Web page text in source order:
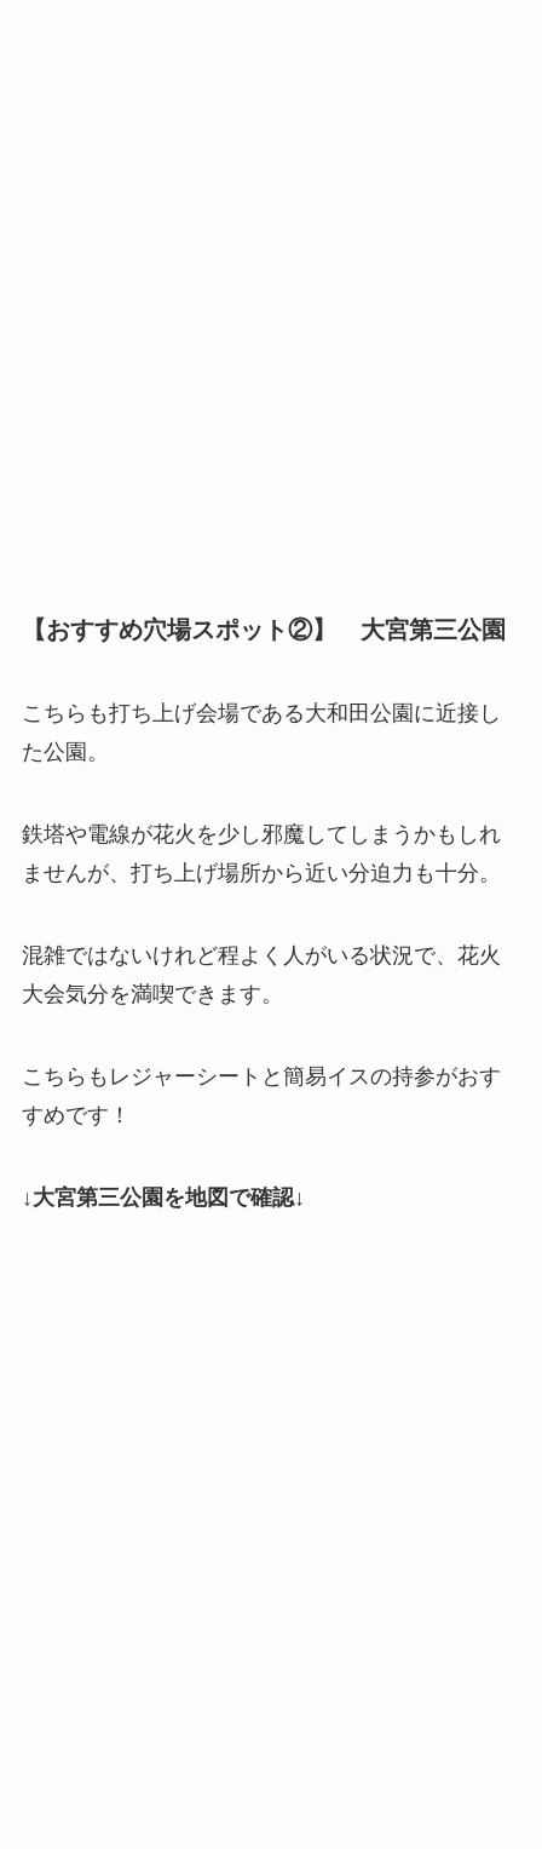
【おすすめ穴場スポット②】 大宮第三公園
こちらも打ち上げ会場である大和田公園に近接し
た公園。
鉄塔や電線が花火を少し邪魔してしまうかもしれ
ませんが、打ち上げ場所から近い分迫力も十分。
混雑ではないけれど程よく人がいる状況で、花火
大会気分を満喫できます。
こちらもレジャーシートと簡易イスの持参がおす
すめです！
↓大宮第三公園を地図で確認↓